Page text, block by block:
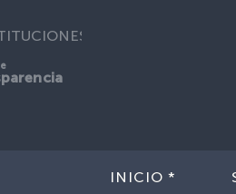
INICIO *